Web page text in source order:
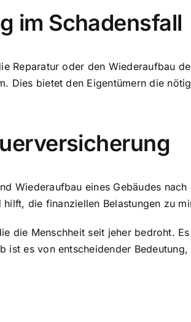
im Schadensfall
Reparatur oder den Wiederaufbau
Dies bietet den Eigentümern die
Wiederaufbau eines Gebäudes
die finanziellen Belastungen zu
die Menschheit seit jeher bedroht.
es von entscheidender